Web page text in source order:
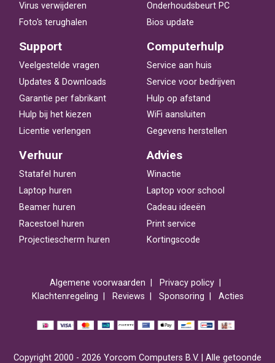
Virus verwijderen
Foto's terughalen
Onderhoudsbeurt PC
Bios update
Support
Veelgestelde vragen
Updates & Downloads
Garantie per fabrikant
Hulp bij het kiezen
Licentie verlengen
Computerhulp
Service aan huis
Service voor bedrijven
Hulp op afstand
WiFi aansluiten
Gegevens herstellen
Verhuur
Statafel huren
Laptop huren
Beamer huren
Racestoel huren
Projectiescherm huren
Advies
Winactie
Laptop voor school
Cadeau ideeën
Print service
Kortingscode
Algemene voorwaarden
Privacy policy
Klachtenregeling
Reviews Sponsoring Acties
Copyright 2000 - 2026 Yorcom Computers B.V. | Alle getoonde